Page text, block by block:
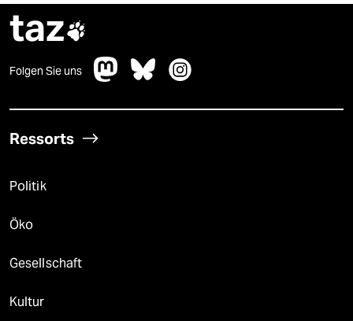
taz
Folgen Sie uns
Ressorts
Politik
Öko
Gesellschaft
Kultur